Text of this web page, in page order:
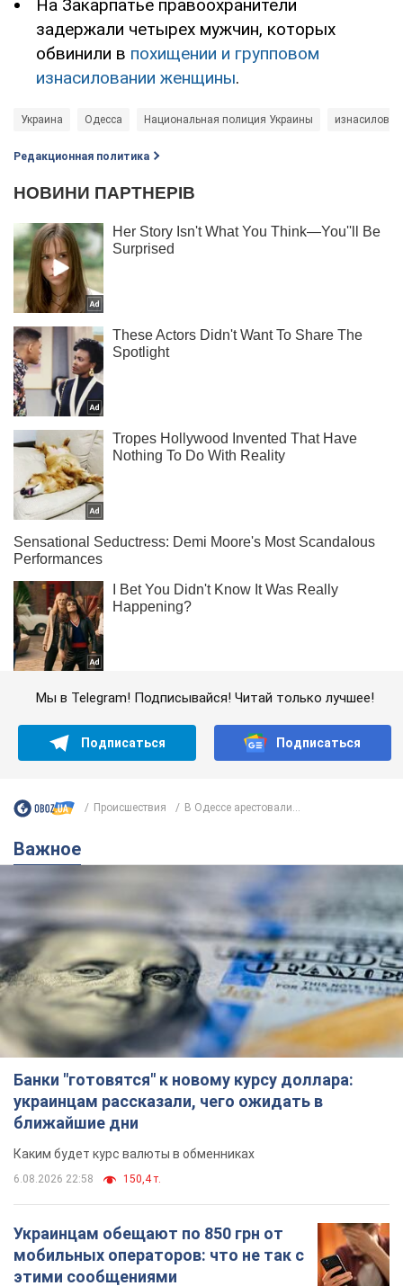
На Закарпатье правоохранители
задержали четырех мужчин, которых
обвинили в похищении и групповом
изнасиловании женщины.
Украина Одесса Национальная полиция Украины
Редакционная политика
Мы в Telegram! Подписывайся! Читай только лучшее!
Подписаться Подписаться
Происшествия В Одессе арестовали...
Важное
Банки "готовятся" к новому курсу доллара:
украинцам рассказали, чего ожидать в
ближайшие дни
Каким будет курс валюты в обменниках
6.08.2026 22:58 150,4 т.
Украинцам обещают по 850 грн от
мобильных операторов: что не так с
этими сообщениями